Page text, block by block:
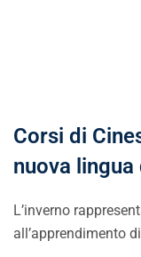
Corsi di
nuova
L’inverno
all’apprendimento